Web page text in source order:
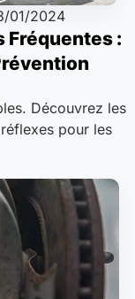
01/2024
Fréquentes :
Découvrez les
pour les